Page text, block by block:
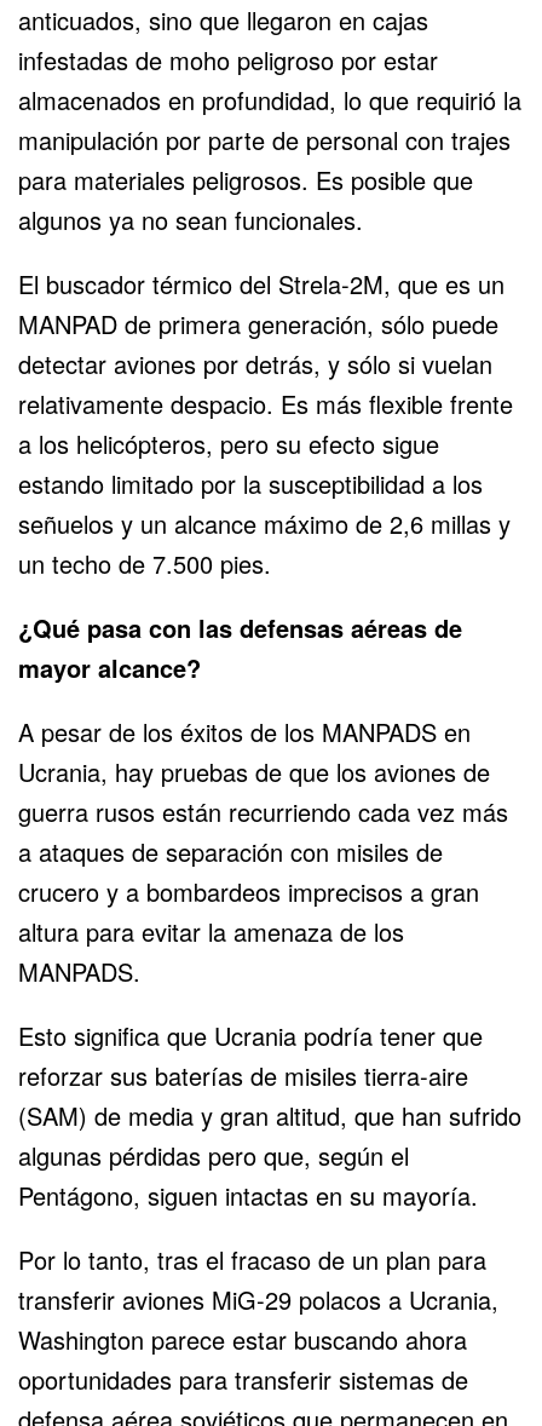
anticuados, sino que llegaron en cajas
infestadas de moho peligroso por estar
almacenados en profundidad, lo que requirió la
manipulación por parte de personal con trajes
para materiales peligrosos. Es posible que
algunos ya no sean funcionales.
El buscador térmico del Strela-2M, que es un
MANPAD de primera generación, sólo puede
detectar aviones por detrás, y sólo si vuelan
relativamente despacio. Es más flexible frente
a los helicópteros, pero su efecto sigue
estando limitado por la susceptibilidad a los
señuelos y un alcance máximo de 2,6 millas y
un techo de 7.500 pies.
¿Qué pasa con las defensas aéreas de
mayor alcance?
A pesar de los éxitos de los MANPADS en
Ucrania, hay pruebas de que los aviones de
guerra rusos están recurriendo cada vez más
a ataques de separación con misiles de
crucero y a bombardeos imprecisos a gran
altura para evitar la amenaza de los
MANPADS.
Esto significa que Ucrania podría tener que
reforzar sus baterías de misiles tierra-aire
(SAM) de media y gran altitud, que han sufrido
algunas pérdidas pero que, según el
Pentágono, siguen intactas en su mayoría.
Por lo tanto, tras el fracaso de un plan para
transferir aviones MiG-29 polacos a Ucrania,
Washington parece estar buscando ahora
oportunidades para transferir sistemas de